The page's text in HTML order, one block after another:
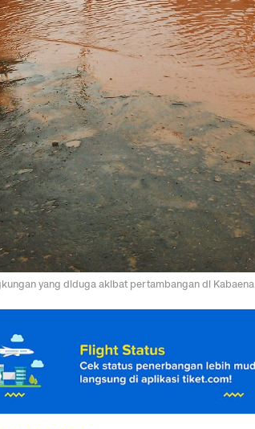
yang diduga akibat pertambangan di Kabaena